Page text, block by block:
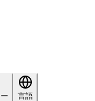
言語